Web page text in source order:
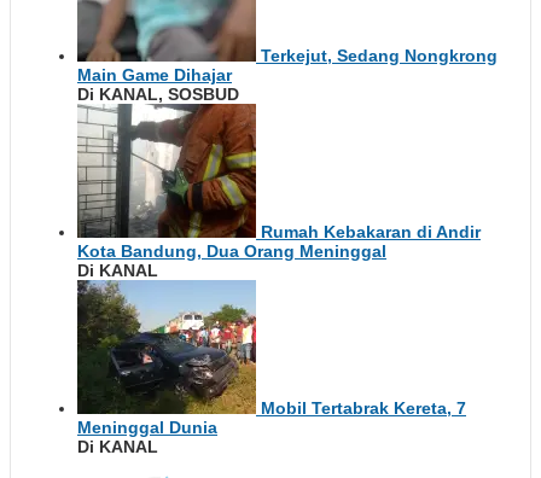
Terkejut, Sedang Nongkrong
Main Game Dihajar
Di KANAL, SOSBUD
Rumah Kebakaran di Andir
Kota Bandung, Dua Orang Meninggal
Di KANAL
Mobil Tertabrak Kereta, 7
Meninggal Dunia
Di KANAL